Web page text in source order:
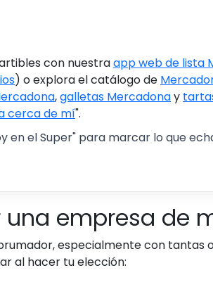
con nuestraapp web de lista
) o explora el catálogo de
,galletas Mercadonay
cerca de mí".
en el Super" para marcar lo que
empresa de
especialmente con tantas
al hacer tu elección: